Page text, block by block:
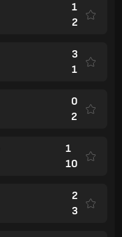
1
2
3
1
0
2
1
10
2
3